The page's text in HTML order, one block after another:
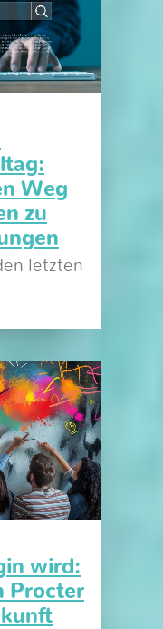
Weg
zu
letzten
wird:
Procter